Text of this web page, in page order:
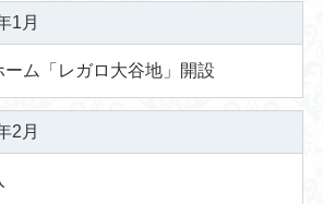
1月
ム「レガロ大谷地」開設
2月